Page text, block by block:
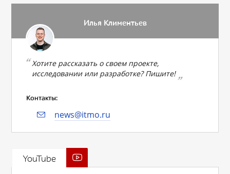
Илья Климентьев
Хотите рассказать о своем проекте,
исследовании или разработке? Пишите!
Контакты:
news@itmo.ru
YouTube